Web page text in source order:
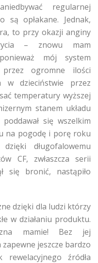
regularnej
opłakane. Jednak,
to przy okazji anginy
– znowu mam
mój system
przez ogromne ilości
w dzieciństwie przez
temperatury wyższej
stanem układu
się wszelkim
na pogodę i porę roku
długofalowemu
CF, zwłaszcza serii
się bronić, nastąpiło
dzięki dla ludzi którzy
w działaniu produktu.
mamie! Bez jej
jeszcze bardzo
źródła